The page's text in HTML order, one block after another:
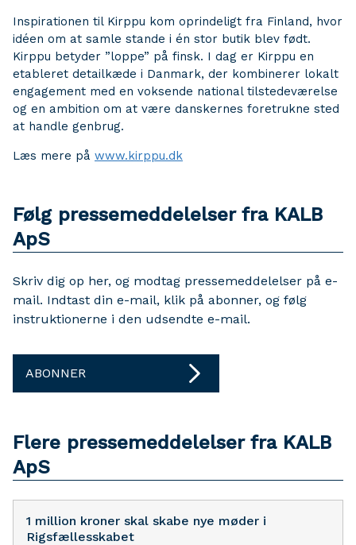
Inspirationen til Kirppu kom oprindeligt fra Finland, hvor
idéen om at samle stande i én stor butik blev født.
Kirppu betyder ”loppe” på finsk. I dag er Kirppu en
etableret detailkæde i Danmark, der kombinerer lokalt
engagement med en voksende national tilstedeværelse
og en ambition om at være danskernes foretrukne sted
at handle genbrug.
Læs mere på www.kirppu.dk
Følg pressemeddelelser fra KALB
ApS
Skriv dig op her, og modtag pressemeddelelser på e-
mail. Indtast din e-mail, klik på abonner, og følg
instruktionerne i den udsendte e-mail.
ABONNER
Flere pressemeddelelser fra KALB
ApS
1 million kroner skal skabe nye møder i
Rigsfællesskabet